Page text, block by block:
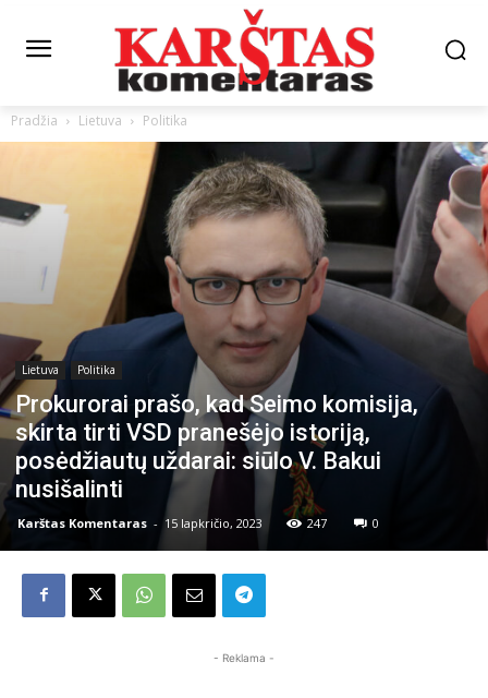
Pradžia Lietuva Politika
Lietuva Politika
Prokurorai prašo, kad Seimo komisija,
skirta tirti VSD pranešėjo istoriją,
posėdžiautų uždarai: siūlo V. Bakui
nusišalinti
Karštas Komentaras - 15 lapkričio, 2023 247 0
- Reklama -